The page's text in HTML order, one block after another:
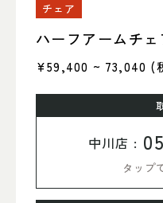
チェア
ハーフアームチェ
¥59,400 ~ 73,040 (
中川店 :
タップ